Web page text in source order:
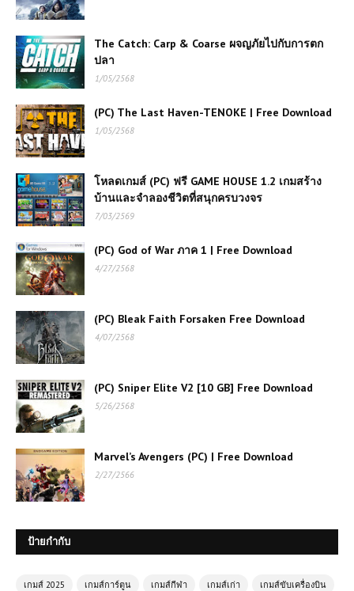
The Catch: Carp & Coarse ผจญภัยไปกับการตก
ปลา
1/05/2568
(PC) The Last Haven-TENOKE | Free Download
1/05/2568
โหลดเกมส์ (PC) ฟรี GAME HOUSE 1.2 เกมสร้าง
บ้านและจำลองชีวิตที่สนุกครบวงจร
7/03/2569
(PC) God of War ภาค 1 | Free Download
4/27/2568
(PC) Bleak Faith Forsaken Free Download
4/07/2568
(PC) Sniper Elite V2 [10 GB] Free Download
5/26/2568
Marvel’s Avengers (PC) | Free Download
2/27/2566
ป้ายกำกับ
เกมส์ 2025 เกมส์การ์ตูน เกมส์กีฬา เกมส์เก่า เกมส์ขับเครื่องบิน